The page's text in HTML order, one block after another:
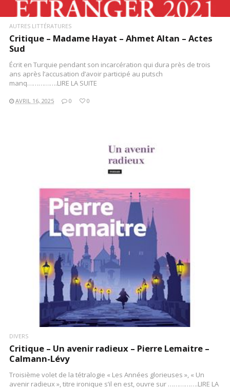
AUTRES LITTÉRATURES
Critique – Madame Hayat – Ahmet Altan – Actes
Sud
Écrit en Turquie pendant son incarcération qui dura près de trois
ans après l’accusation d’avoir participé au putsch
manq…………….LIRE LA SUITE
AVRIL 16, 2025 0 0
LIRE LA SUITE
DIVERS
Critique – Un avenir radieux – Pierre Lemaitre –
Calmann-Lévy
Troisième volet de la tétralogie « Les Années glorieuses », « Un
avenir radieux », titre ironique s’il en est, ouvre sur …………….LIRE LA